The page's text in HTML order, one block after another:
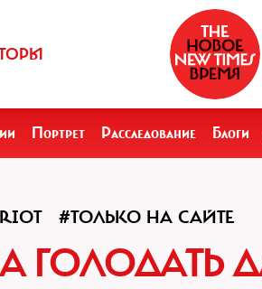
Портрет Расследование Блоги
#ТОЛЬКО НА САЙТЕ
ГОЛОДАТЬ